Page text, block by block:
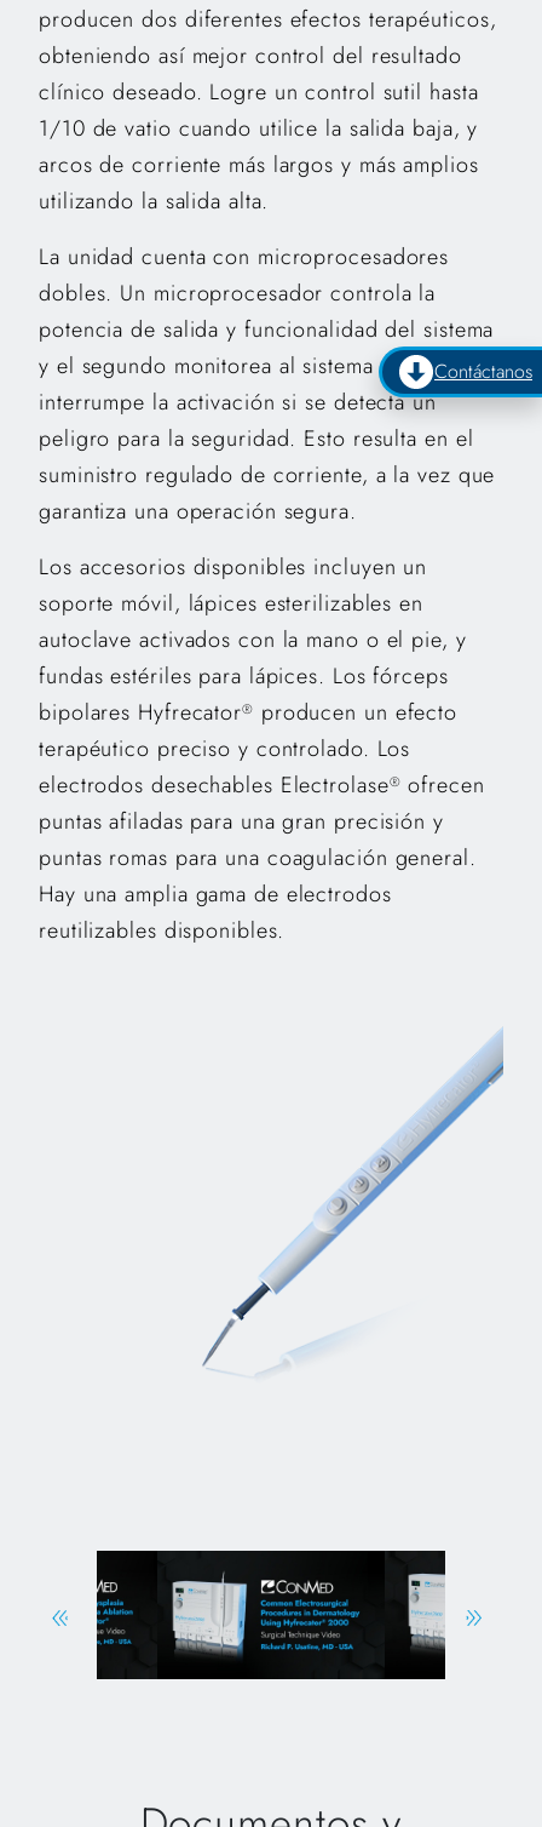
Contáctanos
producen dos diferentes efectos terapéuticos,
obteniendo así mejor control del resultado
clínico deseado. Logre un control sutil hasta
1/10 de vatio cuando utilice la salida baja, y
arcos de corriente más largos y más amplios
utilizando la salida alta.
La unidad cuenta con microprocesadores
dobles. Un microprocesador controla la
potencia de salida y funcionalidad del sistema
y el segundo monitorea al sistema e
interrumpe la activación si se detecta un
peligro para la seguridad. Esto resulta en el
suministro regulado de corriente, a la vez que
garantiza una operación segura.
Los accesorios disponibles incluyen un
soporte móvil, lápices esterilizables en
autoclave activados con la mano o el pie, y
fundas estériles para lápices. Los fórceps
bipolares Hyfrecator® producen un efecto
terapéutico preciso y controlado. Los
electrodos desechables Electrolase® ofrecen
puntas afiladas para una gran precisión y
puntas romas para una coagulación general.
Hay una amplia gama de electrodos
reutilizables disponibles.